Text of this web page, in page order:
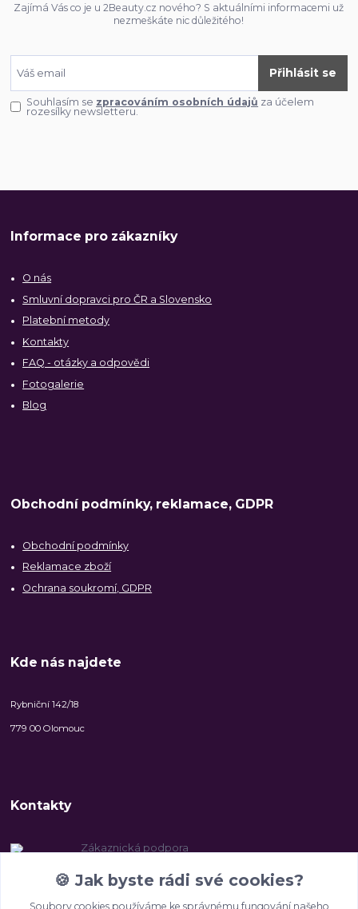
Zajímá Vás co je u 2Beauty.cz nového? S aktuálními informacemi už
nezmeškáte nic důležitého!
Přihlásit se
Souhlasím se zpracováním osobních údajů za účelem
rozesílky newsletteru.
Informace pro zákazníky
O nás
Smluvní dopravci pro ČR a Slovensko
Platební metody
Kontakty
FAQ - otázky a odpovědi
Fotogalerie
Blog
Obchodní podmínky, reklamace, GDPR
Obchodní podmínky
Reklamace zboží
Ochrana soukromí, GDPR
Kde nás najdete
Rybniční 142/18
779 00 Olomouc
Kontakty
Zákaznická podpora
(Po-Pá, 8-16.30 hod.)
🍪 Jak byste rádi své cookies?
Soubory cookies používáme ke správnému fungování našeho